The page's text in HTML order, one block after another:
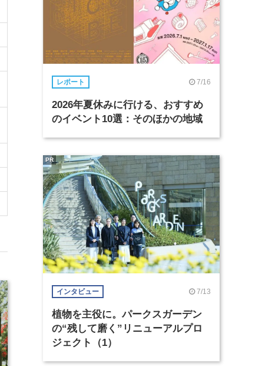
レポート 7/16
2026年夏休みに行ける、おすすめ
のイベント10選：そのほかの地域
インタビュー 7/13
植物を主役に。パークスガーデン
の“残して磨く”リニューアルプロ
ジェクト（1）
PR